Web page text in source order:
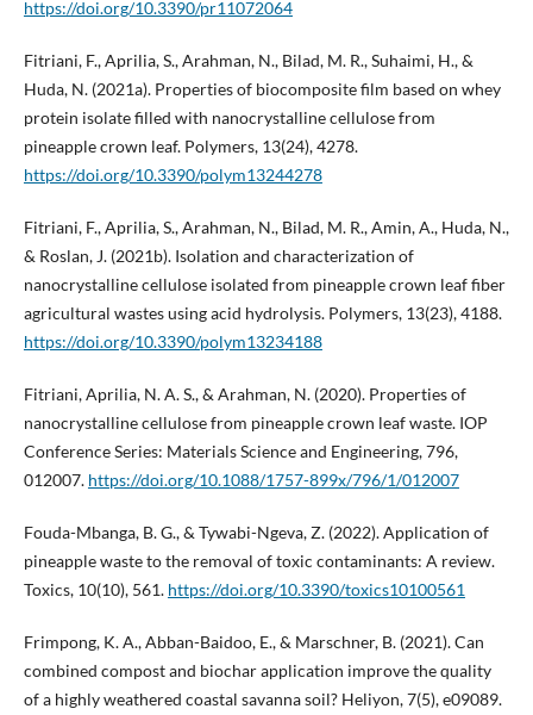
https://doi.org/10.3390/pr11072064
Fitriani, F., Aprilia, S., Arahman, N., Bilad, M. R., Suhaimi, H., &
Huda, N. (2021a). Properties of biocomposite film based on whey
protein isolate filled with nanocrystalline cellulose from
pineapple crown leaf. Polymers, 13(24), 4278.
https://doi.org/10.3390/polym13244278
Fitriani, F., Aprilia, S., Arahman, N., Bilad, M. R., Amin, A., Huda, N.,
& Roslan, J. (2021b). Isolation and characterization of
nanocrystalline cellulose isolated from pineapple crown leaf fiber
agricultural wastes using acid hydrolysis. Polymers, 13(23), 4188.
https://doi.org/10.3390/polym13234188
Fitriani, Aprilia, N. A. S., & Arahman, N. (2020). Properties of
nanocrystalline cellulose from pineapple crown leaf waste. IOP
Conference Series: Materials Science and Engineering, 796,
012007. https://doi.org/10.1088/1757-899x/796/1/012007
Fouda-Mbanga, B. G., & Tywabi-Ngeva, Z. (2022). Application of
pineapple waste to the removal of toxic contaminants: A review.
Toxics, 10(10), 561. https://doi.org/10.3390/toxics10100561
Frimpong, K. A., Abban-Baidoo, E., & Marschner, B. (2021). Can
combined compost and biochar application improve the quality
of a highly weathered coastal savanna soil? Heliyon, 7(5), e09089.